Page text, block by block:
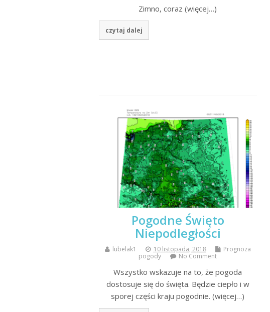
Zimno, coraz (więcej…)
czytaj dalej
Pogodne Święto
Niepodległości
lubelak1 10 listopada, 2018
Prognoza
pogody
No Comment
Wszystko wskazuje na to, że pogoda
dostosuje się do święta. Będzie ciepło i w
sporej części kraju pogodnie. (więcej…)